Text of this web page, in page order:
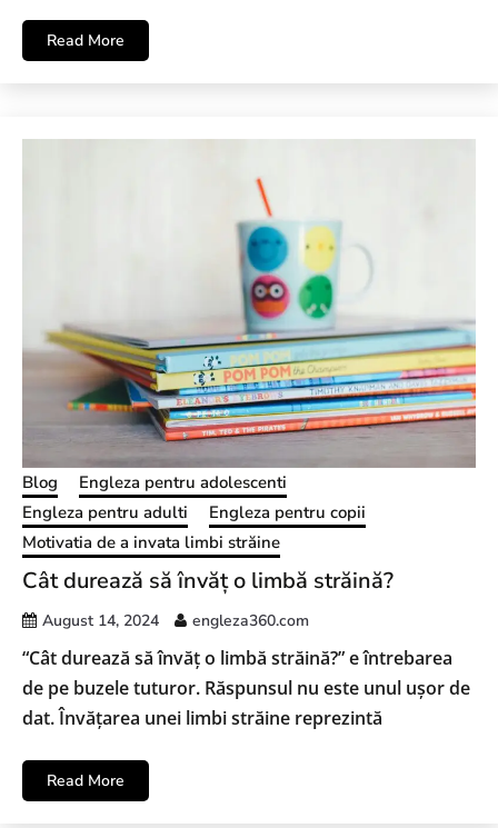
Read More
Blog
Engleza pentru adolescenti
Engleza pentru adulti
Engleza pentru copii
Motivatia de a invata limbi străine
Cât durează să învăț o limbă străină?
August 14, 2024 engleza360.com
“Cât durează să învăț o limbă străină?” e întrebarea
de pe buzele tuturor. Răspunsul nu este unul ușor de
dat. Învățarea unei limbi străine reprezintă
Read More